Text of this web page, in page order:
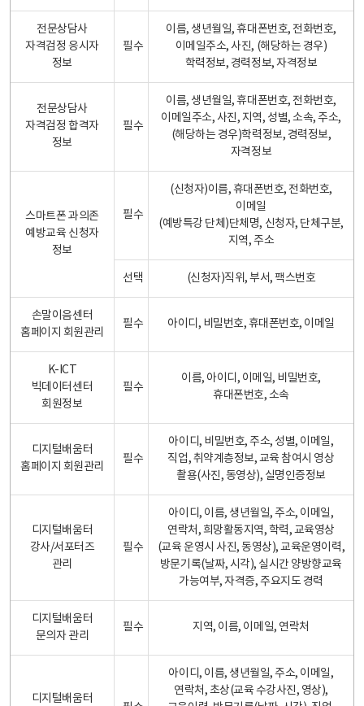
전문상담사
자격검정 응시자
정보
필수
이름, 생년월일, 휴대폰번호, 전화번호,
이메일주소, 사진, (해당하는 경우)
학력정보, 경력정보, 자격정보
전문상담사
자격검정 합격자
정보
필수
이름, 생년월일, 휴대폰번호, 전화번호,
이메일주소, 사진, 지역, 성별, 소속, 주소,
(해당하는 경우)학력정보, 경력정보,
자격정보
스마트폰 과의존
예방교육 신청자
정보
필수
(신청자)이름, 휴대폰번호, 전화번호,
이메일
(예방특강 단체)단체명, 신청자, 단체구분,
지역, 주소
선택 (신청자)직위, 부서, 팩스번호
손말이음센터
홈페이지 회원관리
필수 아이디, 비밀번호, 휴대폰번호, 이메일
K-ICT
빅데이터센터
회원정보
필수
이름, 아이디, 이메일, 비밀번호,
휴대폰번호, 소속
디지털배움터
홈페이지 회원관리
필수
아이디, 비밀번호, 주소, 성별, 이메일,
직업, 취약계층정보, 교육 참여시 영상
촬용(사진, 동영상), 실명인증정보
디지털배움터
강사/서포터즈
관리
필수
아이디, 이름, 생년월일, 주소, 이메일,
연락처, 희망활동지역, 학력, 교육영상
(교육 운영시 사진, 동영상), 교육운영이력,
방문기록(날짜, 시각), 실시간 양방향교육
가능여부, 자격증, 주요지도 경력
디지털배움터
문의자 관리
필수 지역, 이름, 이메일, 연락처
디지털배움터
아이디, 이름, 생년월일, 주소, 이메일,
연락처, 초상(교육 수강사진, 영상),